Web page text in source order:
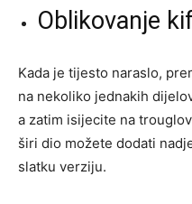
Oblikovanje
Kada je tijesto naraslo,
na nekoliko jednakih
a zatim isijecite na
širi dio možete dodati
slatku verziju.